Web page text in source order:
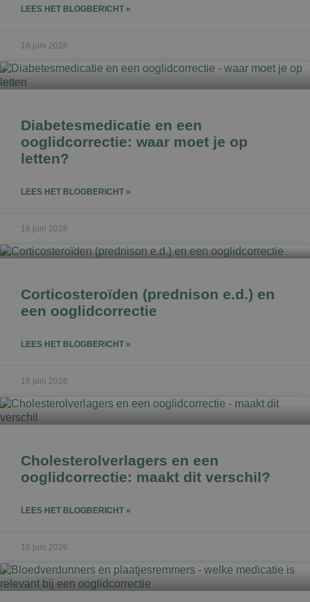
LEES HET BLOGBERICHT »
16 juni 2026
Diabetesmedicatie en een
ooglidcorrectie: waar moet je op
letten?
LEES HET BLOGBERICHT »
16 juni 2026
Corticosteroïden (prednison e.d.) en
een ooglidcorrectie
LEES HET BLOGBERICHT »
16 juni 2026
Cholesterolverlagers en een
ooglidcorrectie: maakt dit verschil?
LEES HET BLOGBERICHT »
16 juni 2026